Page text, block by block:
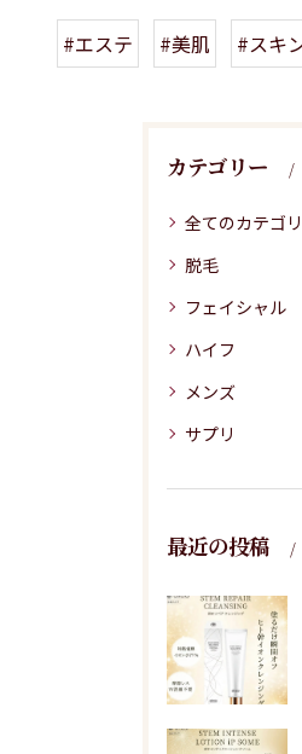
#エステ #美肌 #スキ
カテゴリー
全てのカテゴ
脱毛
フェイシャル
ハイフ
メンズ
サプリ
最近の投稿